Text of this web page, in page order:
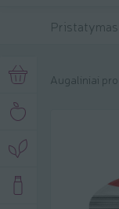
Pristatymas:
Augaliniai